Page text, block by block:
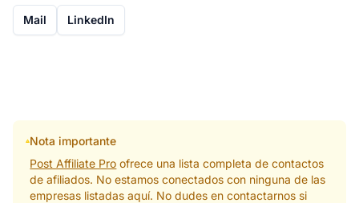
Mail LinkedIn
Nota importante
Post Affiliate Pro ofrece una lista completa de contactos
de afiliados. No estamos conectados con ninguna de las
empresas listadas aquí. No dudes en contactarnos si